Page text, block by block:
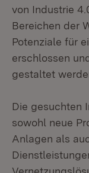
von Industrie
Bereichen der
Potenziale für
erschlossen
gestaltet
Die gesuchten
sowohl neue
Anlagen als